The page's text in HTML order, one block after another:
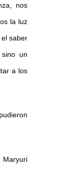
nos
la luz
saber
un
a los